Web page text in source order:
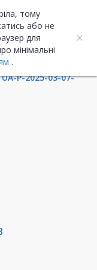
тому
або не
для
мінімальні
.
ENG
P-2025-03-07-